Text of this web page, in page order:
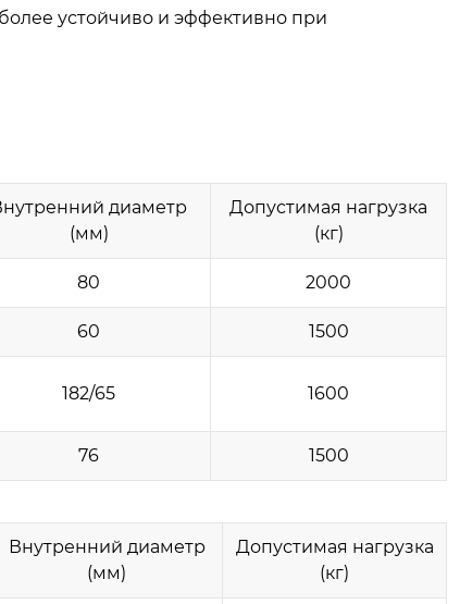
устойчиво и эффективно при
диаметр
(мм)
Допустимая нагрузка
(кг)
80 2000
60 1500
182/65 1600
76
1500
Внутренний диаметр
(мм)
Допустимая нагрузка
(кг)